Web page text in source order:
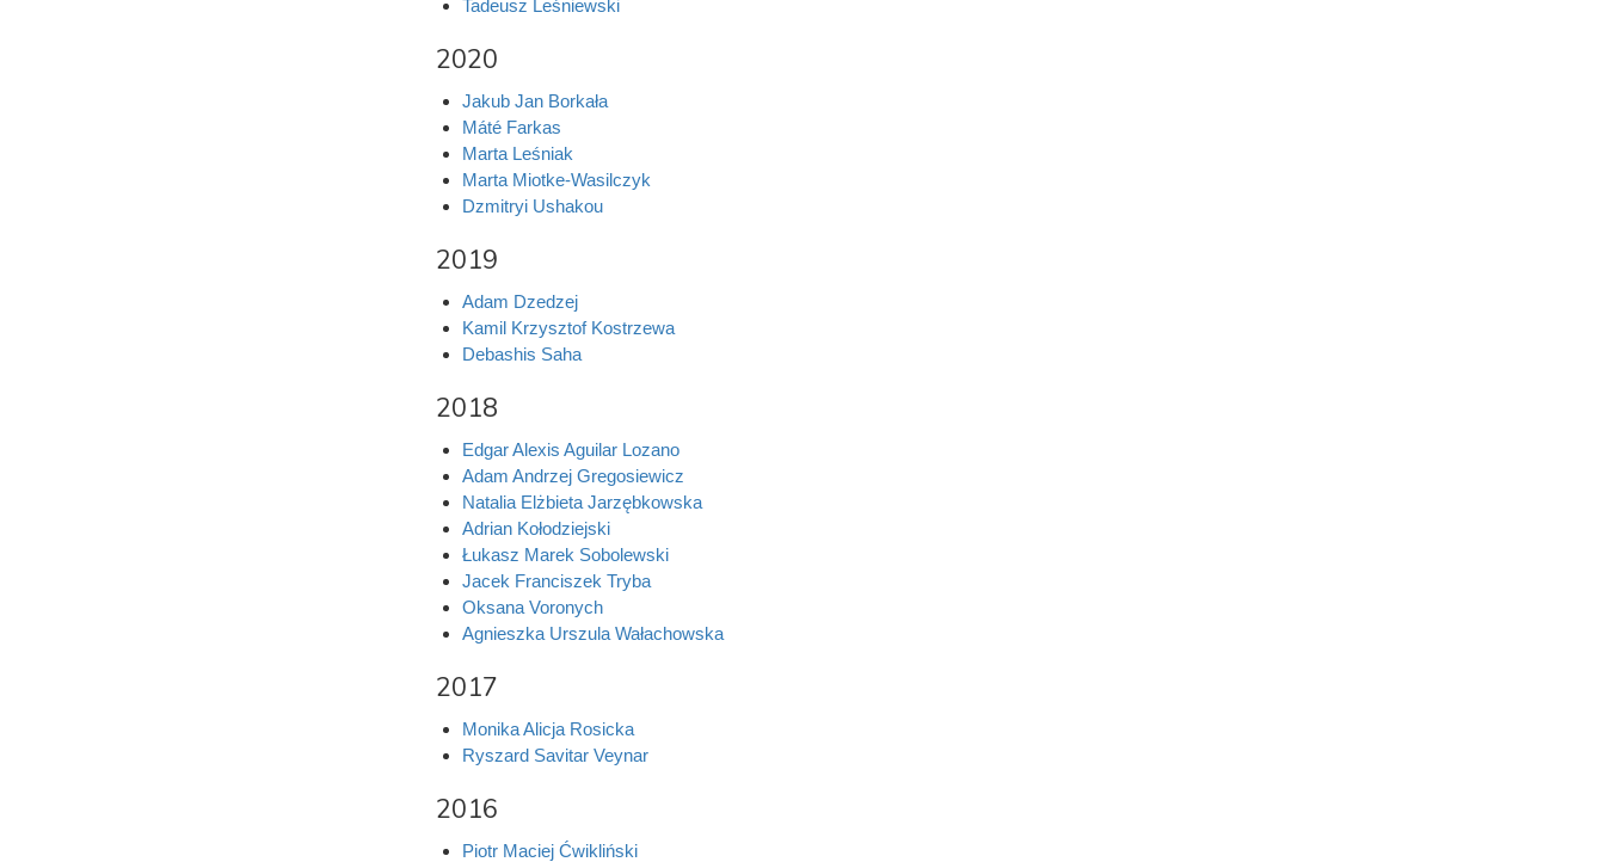
Tadeusz Leśniewski
2020
Jakub Jan Borkała
Máté Farkas
Marta Leśniak
Marta Miotke-Wasilczyk
Dzmitryi Ushakou
2019
Adam Dzedzej
Kamil Krzysztof Kostrzewa
Debashis Saha
2018
Edgar Alexis Aguilar Lozano
Adam Andrzej Gregosiewicz
Natalia Elżbieta Jarzębkowska
Adrian Kołodziejski
Łukasz Marek Sobolewski
Jacek Franciszek Tryba
Oksana Voronych
Agnieszka Urszula Wałachowska
2017
Monika Alicja Rosicka
Ryszard Savitar Veynar
2016
Piotr Maciej Ćwikliński